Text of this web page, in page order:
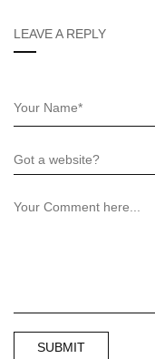
LEAVE A REPLY